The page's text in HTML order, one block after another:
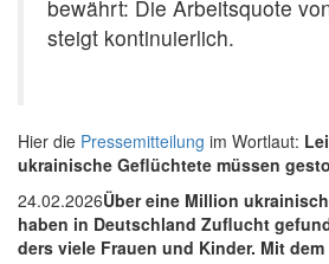
bewährt: Die Arbeits­quo­te
steigt kon­ti­nu­ier­lich.
Hier die Presse­mitteilung im Wortlaut:
ukrainische Geflüchtete müssen
24.02.2026Über eine Mil­li­on
haben in Deutsch­land Zuflucht
ders vie­le Frau­en und Kin­der. Mit